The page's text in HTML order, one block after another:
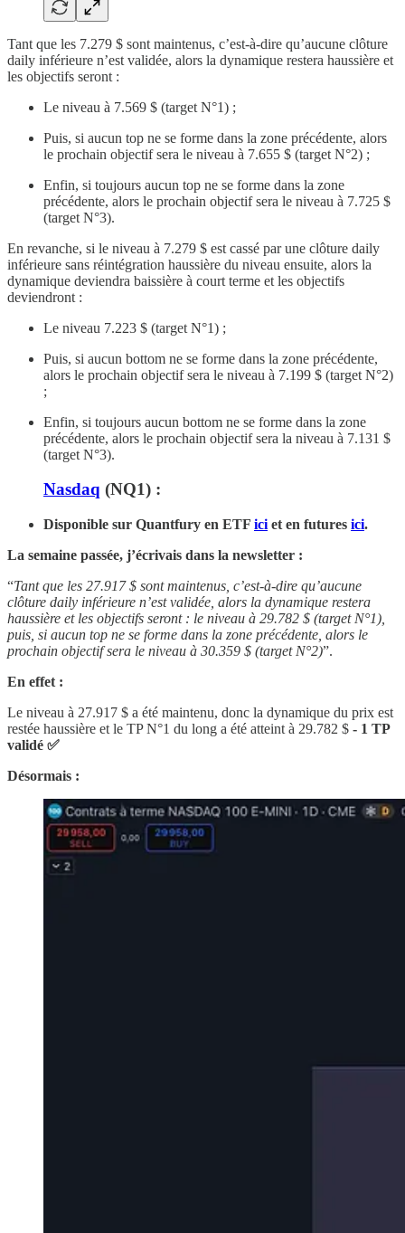
Tant que les 7.279 $ sont maintenus, c’est-à-dire qu’aucune clôture
daily inférieure n’est validée, alors la dynamique restera haussière et
les objectifs seront :
Le niveau à 7.569 $ (target N°1) ;
Puis, si aucun top ne se forme dans la zone précédente, alors
le prochain objectif sera le niveau à 7.655 $ (target N°2) ;
Enfin, si toujours aucun top ne se forme dans la zone
précédente, alors le prochain objectif sera le niveau à 7.725 $
(target N°3).
En revanche, si le niveau à 7.279 $ est cassé par une clôture daily
inférieure sans réintégration haussière du niveau ensuite, alors la
dynamique deviendra baissière à court terme et les objectifs
deviendront :
Le niveau 7.223 $ (target N°1) ;
Puis, si aucun bottom ne se forme dans la zone précédente,
alors le prochain objectif sera le niveau à 7.199 $ (target N°2)
;
Enfin, si toujours aucun bottom ne se forme dans la zone
précédente, alors le prochain objectif sera la niveau à 7.131 $
(target N°3).
Nasdaq (NQ1) :
Disponible sur Quantfury en ETF ici et en futures ici.
La semaine passée, j’écrivais dans la newsletter :
“Tant que les 27.917 $ sont maintenus, c’est-à-dire qu’aucune
clôture daily inférieure n’est validée, alors la dynamique restera
haussière et les objectifs seront : le niveau à 29.782 $ (target N°1),
puis, si aucun top ne se forme dans la zone précédente, alors le
prochain objectif sera le niveau à 30.359 $ (target N°2)”.
En effet :
Le niveau à 27.917 $ a été maintenu, donc la dynamique du prix est
restée haussière et le TP N°1 du long a été atteint à 29.782 $ - 1 TP
validé ✅
Désormais :